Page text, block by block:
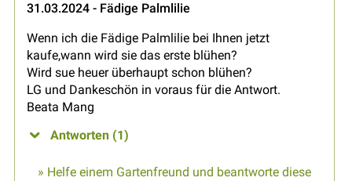
31.03.2024 - Fädige Palmlilie
Wenn ich die Fädige Palmlilie bei Ihnen jetzt
kaufe,wann wird sie das erste blühen?
Wird sue heuer überhaupt schon blühen?
LG und Dankeschön in voraus für die Antwort.
Beata Mang
Antworten (1)
» Helfe einem Gartenfreund und beantworte diese